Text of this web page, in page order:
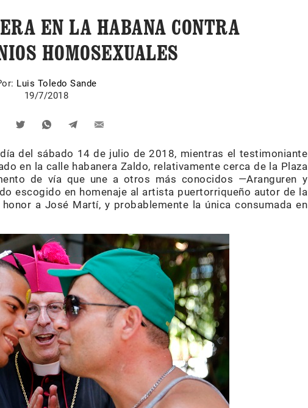
EN LA HABANA CONTRA
HOMOSEXUALES
Luis Toledo Sande
19/7/2018
del sábado 14 de julio de 2018, mientras el testimoniante
en la calle habanera Zaldo, relativamente cerca de la Plaza
de vía que une a otros más conocidos —Aranguren y
escogido en homenaje al artista puertorriqueño autor de la
a José Martí, y probablemente la única consumada en